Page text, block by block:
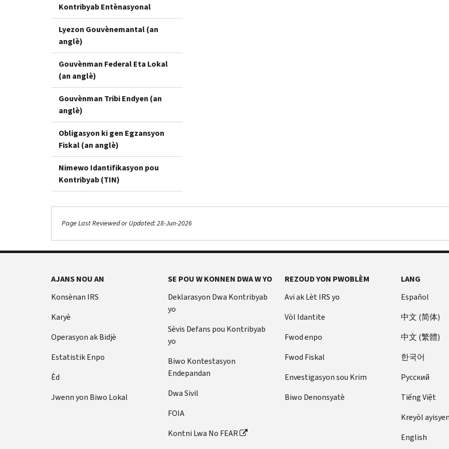
Kontribyab Entènasyonal
Lyezon Gouvènemantal (an
anglè)
Gouvènman Federal Eta Lokal
(an anglè)
Gouvènman Tribi Endyen (an
anglè)
Obligasyon ki gen Egzansyon
Fiskal (an anglè)
Nimewo Idantifikasyon pou
Kontribyab (TIN)
Page Last Reviewed or Updated: 28-Jun-2026
AJANS NOU AN
Konsènan IRS
Karyè
Operasyon ak Bidjè
Estatistik Enpo
Èd
Jwenn yon Biwo Lokal
SE POU W KONNEN DWA W YO
Deklarasyon Dwa Kontribyab
yo
Sèvis Defans pou Kontribyab
yo
Biwo Kontestasyon
Endepandan
Dwa Sivil
FOIA
Kontni Lwa No FEAR
REZOUD YON PWOBLÈM
Avi ak Lèt IRS yo
Vòl Idantite
Fwod enpo
Fwod Fiskal
Envestigasyon sou Krim
Biwo Denonsyatè
LANG
Español
中文 (简体)
中文 (繁體)
한국어
Pусский
Tiếng Việt
Kreyòl ayisyen
English